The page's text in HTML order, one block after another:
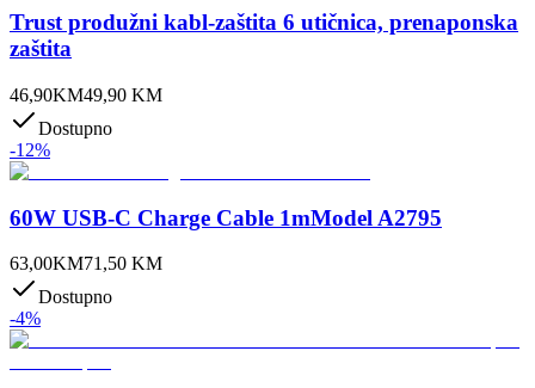
Trust produžni kabl-zaštita 6 utičnica, prenaponska
zaštita
46,90KM49,90 KM
Dostupno
-12%
60W USB-C Charge Cable 1mModel A2795
63,00KM71,50 KM
Dostupno
-4%